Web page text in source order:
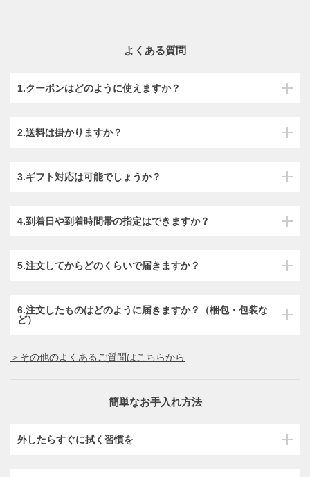
よくある質問
1.クーポンはどのように使えますか？
2.送料は掛かりますか？
3.ギフト対応は可能でしょうか？
4.到着日や到着時間帯の指定はできますか？
5.注文してからどのくらいで届きますか？
6.注文したものはどのように届きますか？（梱包・包装な
ど）
＞その他のよくあるご質問はこちらから
簡単なお手入れ方法
外したらすぐに拭く習慣を